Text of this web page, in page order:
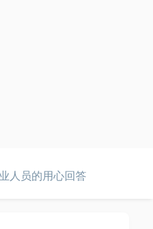
人员的用心回答